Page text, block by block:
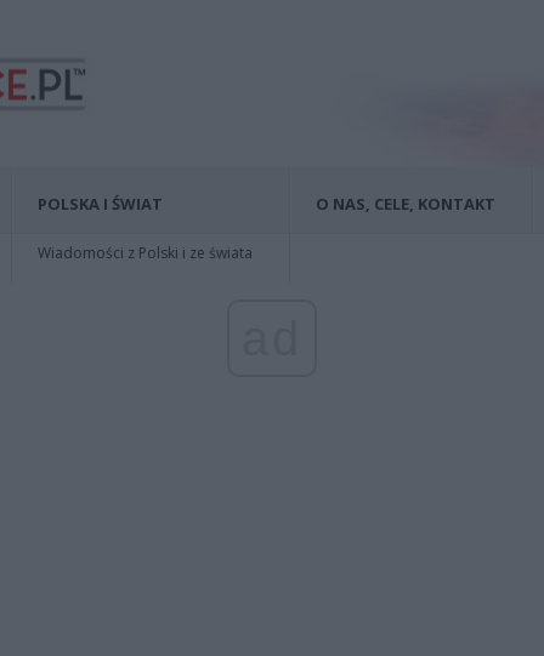
POLSKA I ŚWIAT
Wiadomości z Polski i ze świata
O NAS, CELE, KONTAKT